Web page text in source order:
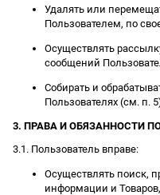
Удалять или
Пользователем, по
Осуществлять
сообщений
Собирать и
Пользователях (см. п.
3. ПРАВА И ОБЯЗАННОСТИ
3.1. Пользователь вправе:
Осуществлять поиск,
информации и